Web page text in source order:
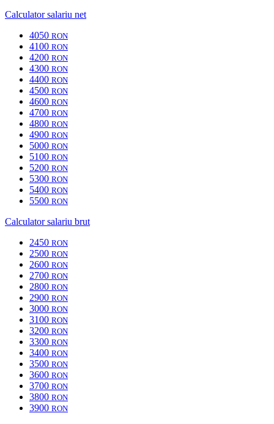
Calculator salariu net
4050 RON
4100 RON
4200 RON
4300 RON
4400 RON
4500 RON
4600 RON
4700 RON
4800 RON
4900 RON
5000 RON
5100 RON
5200 RON
5300 RON
5400 RON
5500 RON
Calculator salariu brut
2450 RON
2500 RON
2600 RON
2700 RON
2800 RON
2900 RON
3000 RON
3100 RON
3200 RON
3300 RON
3400 RON
3500 RON
3600 RON
3700 RON
3800 RON
3900 RON